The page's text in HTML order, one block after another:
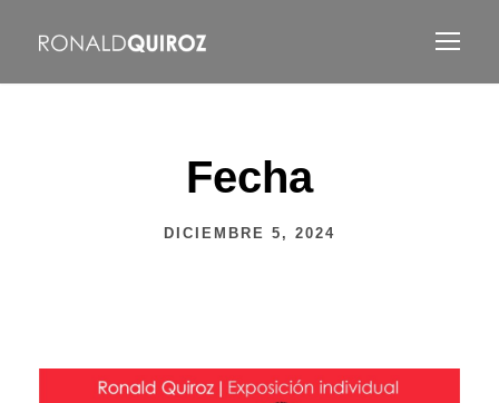
Fecha
DICIEMBRE 5, 2024